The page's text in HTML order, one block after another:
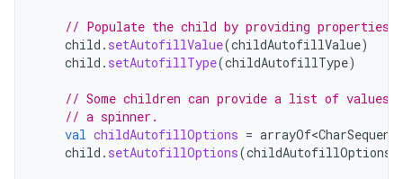
// Populate the child by providing properties
child . setAutofillValue(childAutofillValue)
child . setAutofillType(childAutofillType)
// Some children can provide a list of values,
// a spinner.
val childAutofillOptions =
child . setAutofillOptions(childAutofillOptions